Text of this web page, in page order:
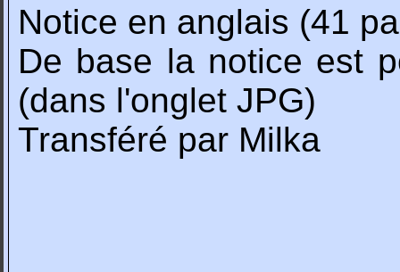
Notice en anglais (41
De base la notice est
(dans l'onglet JPG)
Transféré par Milka